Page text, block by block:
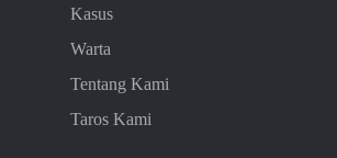
Kasus
Warta
Tentang Kami
Taros Kami